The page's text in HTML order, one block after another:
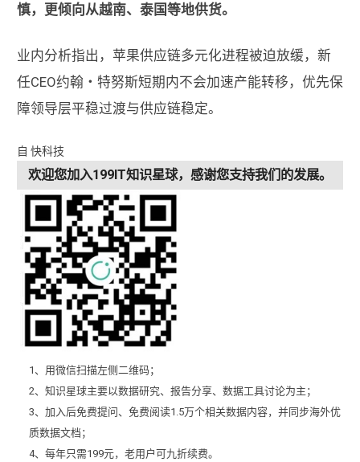
慎，更倾向从越南、泰国等地供货。
业内分析指出，苹果供应链多元化进程被迫放缓，新
任CEO约翰・特努斯短期内不会加速产能转移，优先保
障领导层平稳过渡与供应链稳定。
自 快科技
欢迎您加入199IT知识星球，感谢您支持我们的发展。
1、用微信扫描左侧二维码；
2、知识星球主要以数据研究、报告分享、数据工具讨论为主；
3、加入后免费提问、免费阅读1.5万个相关数据内容，并同步海外优
质数据文档；
4、每年只需199元，老用户可九折续费。